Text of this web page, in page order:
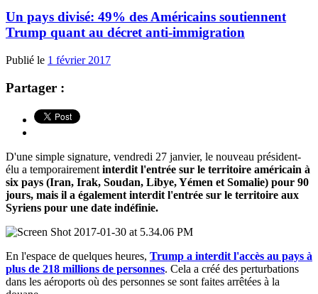
Un pays divisé: 49% des Américains soutiennent
Trump quant au décret anti-immigration
Publié le 1 février 2017
Partager :
D'une simple signature, vendredi 27 janvier, le nouveau président-
élu a temporairement interdit l'entrée sur le territoire américain à
six pays (Iran, Irak, Soudan, Libye, Yémen et Somalie) pour 90
jours, mais il a également interdit l'entrée sur le territoire aux
Syriens pour une date indéfinie.
En l'espace de quelques heures, Trump a interdit l'accès au pays à
plus de 218 millions de personnes. Cela a créé des perturbations
dans les aéroports où des personnes se sont faites arrêtées à la